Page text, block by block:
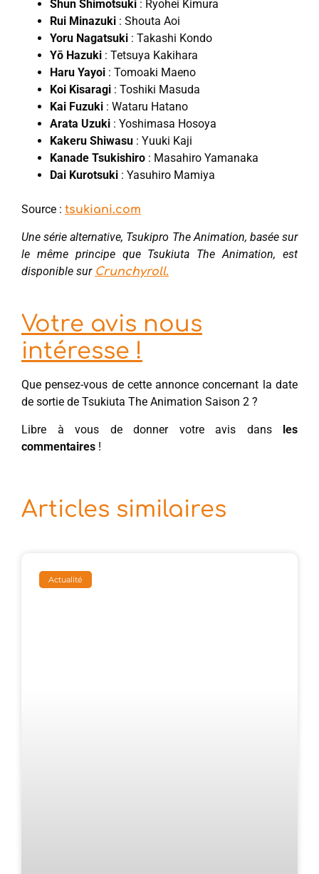
Shun Shimotsuki : Ryohei Kimura
Rui Minazuki : Shouta Aoi
Yoru Nagatsuki : Takashi Kondo
Yō Hazuki : Tetsuya Kakihara
Haru Yayoi : Tomoaki Maeno
Koi Kisaragi : Toshiki Masuda
Kai Fuzuki : Wataru Hatano
Arata Uzuki : Yoshimasa Hosoya
Kakeru Shiwasu : Yuuki Kaji
Kanade Tsukishiro : Masahiro Yamanaka
Dai Kurotsuki : Yasuhiro Mamiya
Source : tsukiani.com
Une série alternative, Tsukipro The Animation, basée sur
le même principe que Tsukiuta The Animation, est
disponible sur Crunchyroll.
Votre avis nous
intéresse !
Que pensez-vous de cette annonce concernant la date
de sortie de Tsukiuta The Animation Saison 2 ?
Libre à vous de donner votre avis dans les
commentaires !
Articles similaires
Actualité